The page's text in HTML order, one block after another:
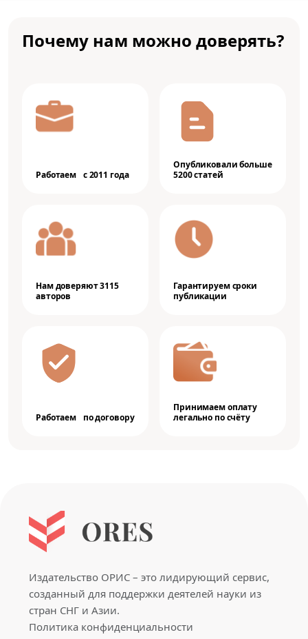
Почему нам можно доверять?
Работаем с 2011 года
Опубликовали больше
5200 статей
Нам доверяют 3115
авторов
Гарантируем сроки
публикации
Работаем по договору
Принимаем оплату
легально по счёту
Издательство ОРИС – это лидирующий сервис,
созданный для поддержки деятелей науки из
стран СНГ и Азии.
Политика конфиденциальности